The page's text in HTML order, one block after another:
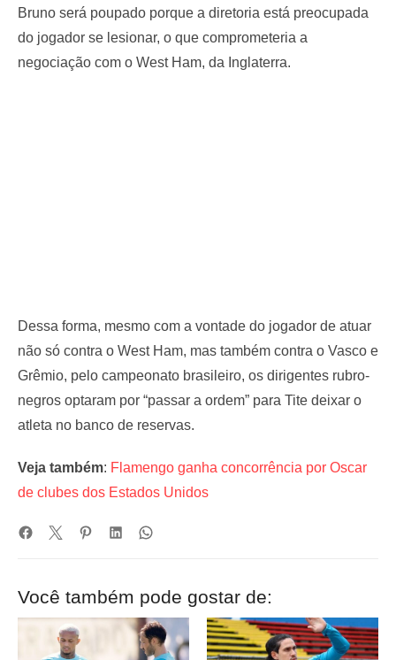
Bruno será poupado porque a diretoria está preocupada
do jogador se lesionar, o que comprometeria a
negociação com o West Ham, da Inglaterra.
Dessa forma, mesmo com a vontade do jogador de atuar
não só contra o West Ham, mas também contra o Vasco e
Grêmio, pelo campeonato brasileiro, os dirigentes rubro-
negros optaram por “passar a ordem” para Tite deixar o
atleta no banco de reservas.
Veja também: Flamengo ganha concorrência por Oscar
de clubes dos Estados Unidos
Você também pode gostar de: